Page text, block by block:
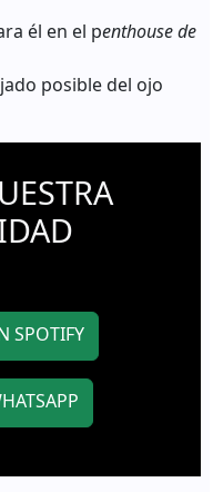
él en el penthouse de
posible del ojo
SPOTIFY